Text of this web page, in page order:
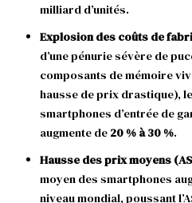
milliard d’unités.
Explosion des coûts de
d’une pénurie sévère de
composants de mémoire
hausse de prix drastique),
smartphones d’entrée de
augmente de 20 % à 30 %.
Hausse des prix moyens
moyen des smartphones
niveau mondial, poussant